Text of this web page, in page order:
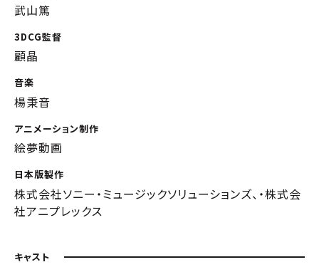
武山篤
3DCG監督
顧晶
音楽
楊秉音
アニメーション制作
絵夢動画
日本版製作
株式会社ソニー・ミュージックソリューションズ、・株式会
社アニプレックス
キャスト